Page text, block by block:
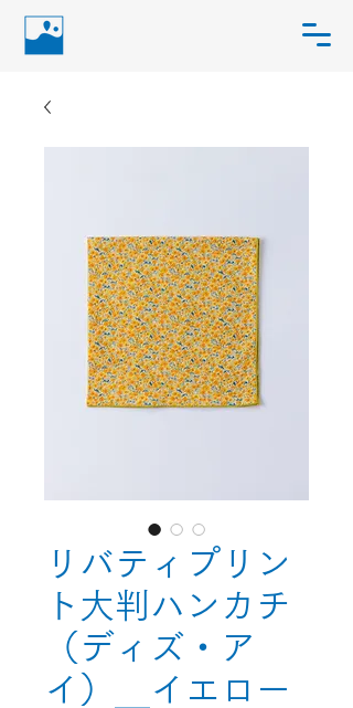
リバティプリン
ト大判ハンカチ
（ディズ・ア
イ）＿イエロー